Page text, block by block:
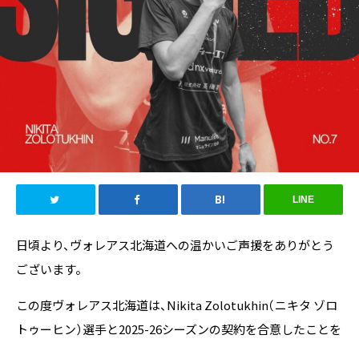
LINE
日頃より、ヴォレアス北海道への温かいご声援をありがとう
ございます。
この度ヴォレアス北海道は、Nikita Zolotukhin（ニキタ ゾロ
トゥーヒン）選手と2025-26シーズンの契約を合意したことを